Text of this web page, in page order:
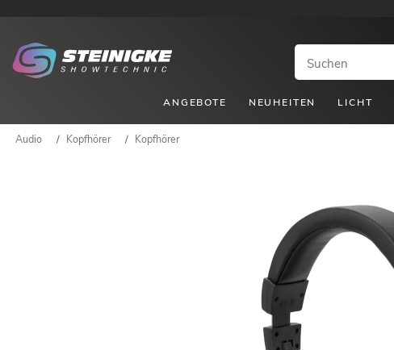
ANGEBOTE NEUHEITEN LICHT
Audio / Kopfhörer / Kopfhörer